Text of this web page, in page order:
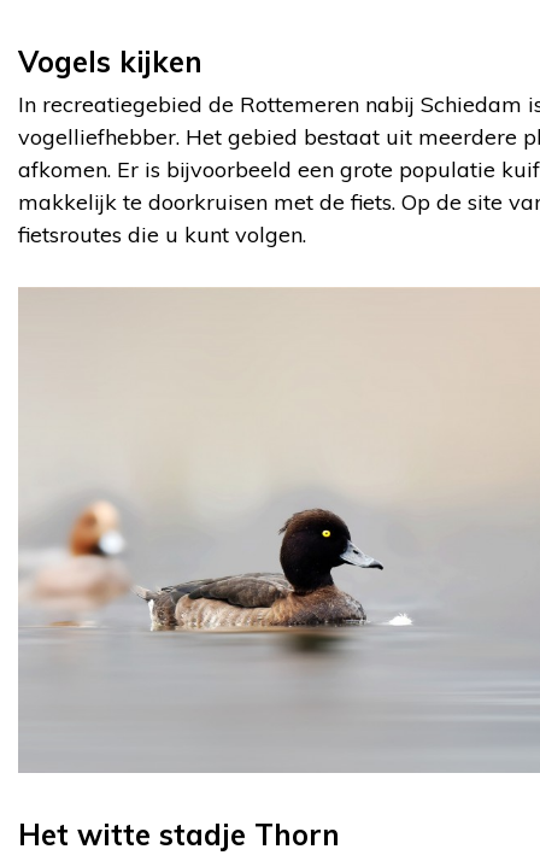
Vogels kijken
In recreatiegebied de Rottemeren nabij Schiedam
vogelliefhebber. Het gebied bestaat uit meerdere
afkomen. Er is bijvoorbeeld een grote populatie
makkelijk te doorkruisen met de fiets. Op de site
fietsroutes die u kunt volgen.
Het witte stadje Thorn